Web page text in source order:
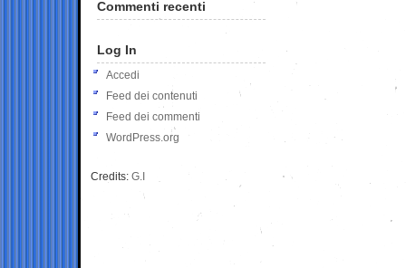
Commenti recenti
Log In
Accedi
Feed dei contenuti
Feed dei commenti
WordPress.org
Credits: G.I